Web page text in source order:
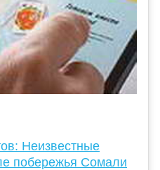
Неизвестные
побережья Сомали